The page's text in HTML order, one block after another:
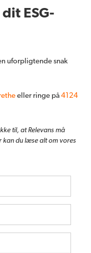
ESG-
uforpligtende snak
eller ringe på 4124
til, at Relevans må
kan du læse alt om vores